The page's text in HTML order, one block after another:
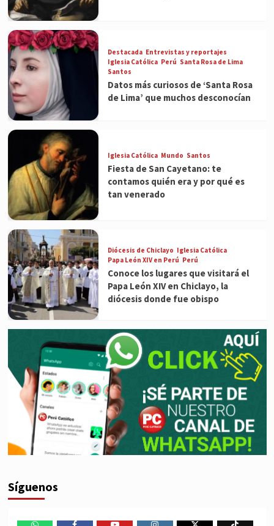
Destacada Entrevistas y reportajes
Iglesia Católica Perú Santa Rosa de Lima
Santos
Datos más curiosos de ‘Santa Rosa
de Lima’ que muchos desconocían
Iglesia Católica Mundo Santos
Fiesta de San Cayetano: te
contamos quién era y por qué es
tan venerado
Diócesis de Chiclayo Iglesia Católica
Papa León XIV en Perú Perú
Conoce los lugares que visitará el
Papa León XIV en Chiclayo, la
diócesis donde fue obispo
Síguenos